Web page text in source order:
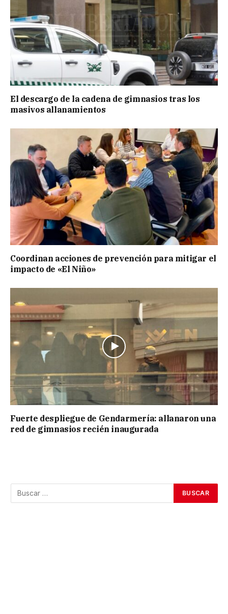
El descargo de la cadena de gimnasios tras los
masivos allanamientos
Coordinan acciones de prevención para mitigar el
impacto de «El Niño»
Fuerte despliegue de Gendarmería: allanaron una
red de gimnasios recién inaugurada